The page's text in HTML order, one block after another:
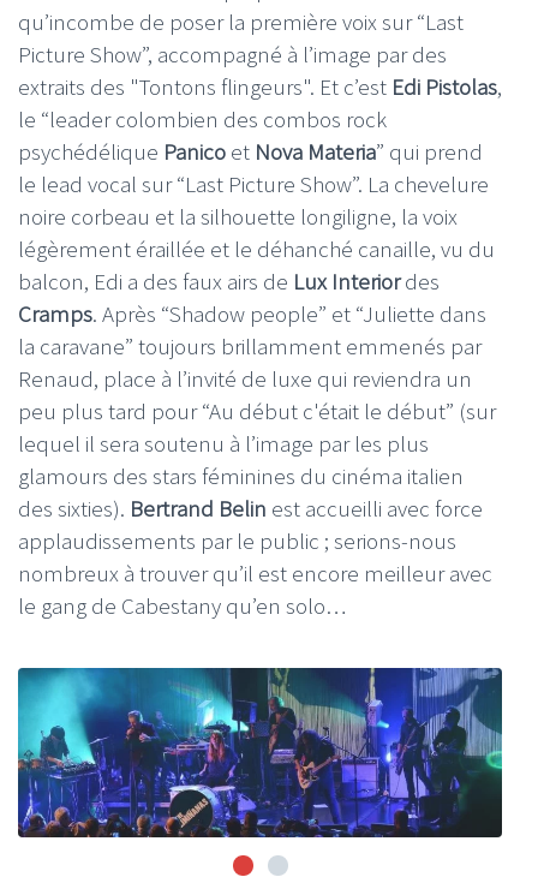
qu’incombe de poser la première voix sur “Last
Picture Show”, accompagné à l’image par des
extraits des "Tontons flingeurs". Et c’est Edi Pistolas,
le “leader colombien des combos rock
psychédélique Panico et Nova Materia” qui prend
le lead vocal sur “Last Picture Show”. La chevelure
noire corbeau et la silhouette longiligne, la voix
légèrement éraillée et le déhanché canaille, vu du
balcon, Edi a des faux airs de Lux Interiordes
Cramps. Après “Shadow people” et “Juliette dans
la caravane” toujours brillamment emmenés par
Renaud, place à l’invité de luxe qui reviendra un
peu plus tard pour “Au début c'était le début” (sur
lequel il sera soutenu à l’image par les plus
glamours des stars féminines du cinéma italien
des sixties). Bertrand Belin est accueilli avec force
applaudissements par le public ; serions-nous
nombreux à trouver qu’il est encore meilleur avec
le gang de Cabestany qu’en solo…